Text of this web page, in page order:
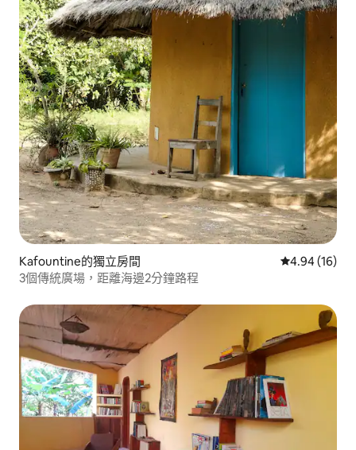
Kafountine的獨立房間 從 16 則評價
4.94 (16)
3個傳統廣場，距離海邊2分鐘路程